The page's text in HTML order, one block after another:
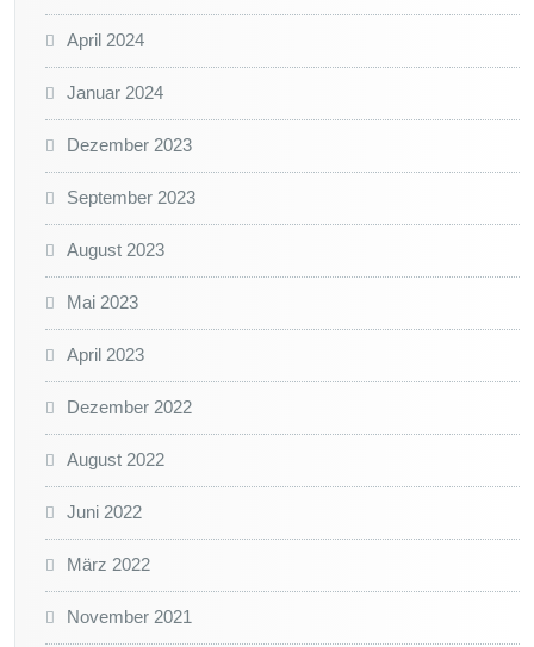
April 2024
Januar 2024
Dezember 2023
September 2023
August 2023
Mai 2023
April 2023
Dezember 2022
August 2022
Juni 2022
März 2022
November 2021